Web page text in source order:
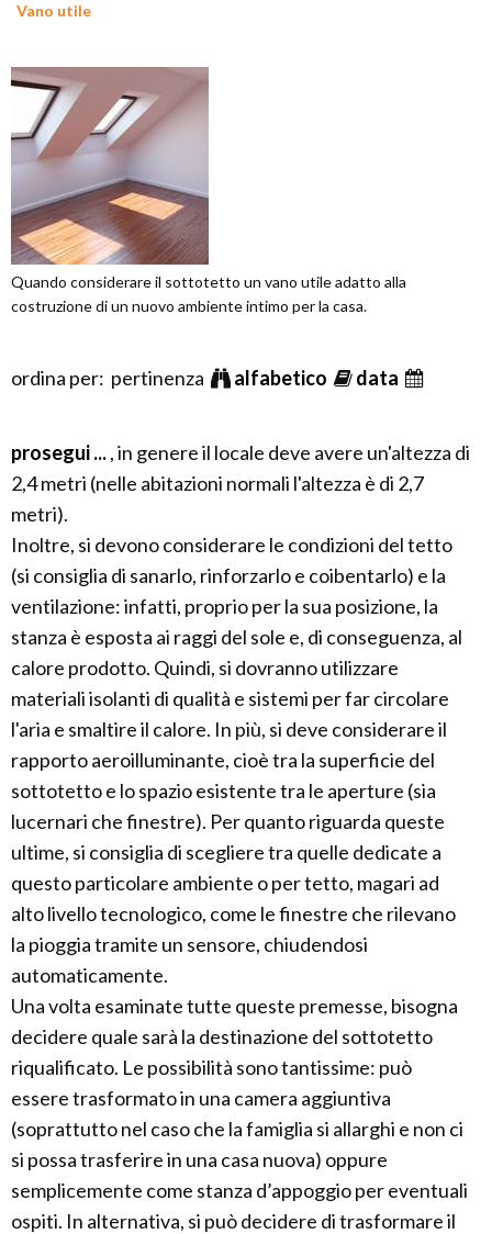
Vano utile
Quando considerare il sottotetto un vano utile adatto alla
costruzione di un nuovo ambiente intimo per la casa.
ordina per: pertinenza alfabetico data
prosegui ..., in genere il locale deve avere un'altezza di
2,4 metri (nelle abitazioni normali l'altezza è di 2,7
metri).
Inoltre, si devono considerare le condizioni del tetto
(si consiglia di sanarlo, rinforzarlo e coibentarlo) e la
ventilazione: infatti, proprio per la sua posizione, la
stanza è esposta ai raggi del sole e, di conseguenza, al
calore prodotto. Quindi, si dovranno utilizzare
materiali isolanti di qualità e sistemi per far circolare
l'aria e smaltire il calore. In più, si deve considerare il
rapporto aeroilluminante, cioè tra la superficie del
sottotetto e lo spazio esistente tra le aperture (sia
lucernari che finestre). Per quanto riguarda queste
ultime, si consiglia di scegliere tra quelle dedicate a
questo particolare ambiente o per tetto, magari ad
alto livello tecnologico, come le finestre che rilevano
la pioggia tramite un sensore, chiudendosi
automaticamente.
Una volta esaminate tutte queste premesse, bisogna
decidere quale sarà la destinazione del sottotetto
riqualificato. Le possibilità sono tantissime: può
essere trasformato in una camera aggiuntiva
(soprattutto nel caso che la famiglia si allarghi e non ci
si possa trasferire in una casa nuova) oppure
semplicemente come stanza d’appoggio per eventuali
ospiti. In alternativa, si può decidere di trasformare il